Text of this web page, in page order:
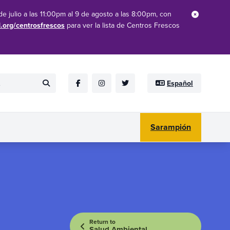
julio a las 11:00pm al 9 de agosto a las 8:00pm, con
centrosfrescos para ver la lista de Centros Frescos
Close
Submit FacebookInstagramTwitter Español
Sarampión
Return to